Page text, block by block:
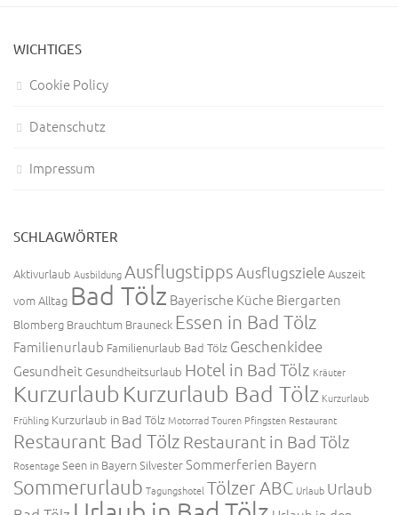
WICHTIGES
Cookie Policy
Datenschutz
Impressum
SCHLAGWÖRTER
Aktivurlaub AusbildungAusflugstippsAusflugszieleAuszeit
vom Alltag Bad Tölz Bayerische KücheBiergarten
Blomberg Brauchtum Brauneck Essen in Bad Tölz
Familienurlaub Familienurlaub Bad Tölz Geschenkidee
Gesundheit Gesundheitsurlaub Hotel in Bad Tölz Kräuter
Kurzurlaub Kurzurlaub Bad Tölz Kurzurlaub
Frühling Kurzurlaub in Bad Tölz Motorrad Touren Pfingsten Restaurant
Restaurant Bad Tölz Restaurant in Bad Tölz
RosentageSeen in BayernSilvesterSommerferien Bayern
Sommerurlaub Tagungshotel Tölzer ABC Urlaub Urlaub